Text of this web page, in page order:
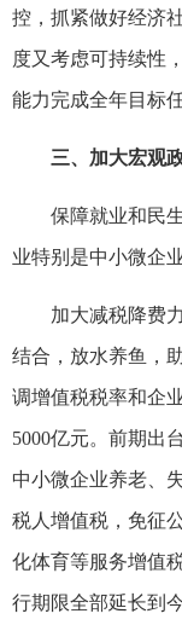
控，抓紧做好经济
度又考虑可持续性
能力完成全年目标任
三、加大宏观
保障就业和民
业特别是中小微企
加大减税降费
结合，放水养鱼，
调增值税税率和企
5000亿元。前期出
中小微企业养老、
税人增值税，免征
化体育等服务增值
行期限全部延长到